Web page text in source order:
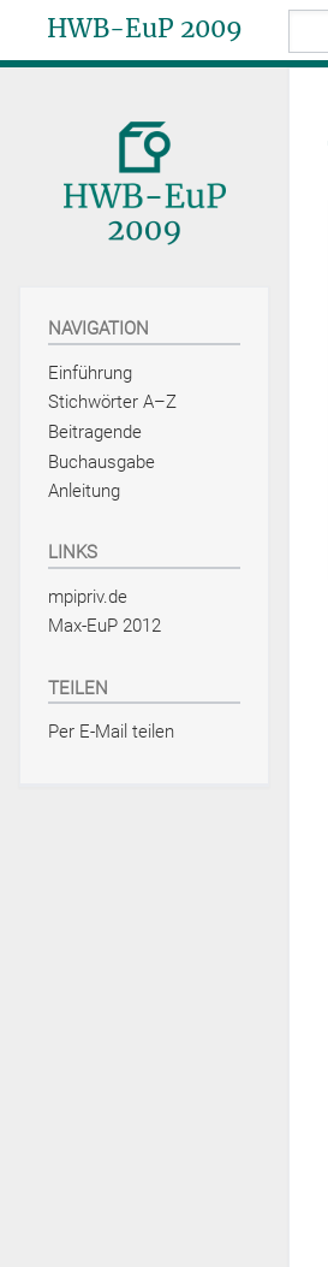
HWB-EuP 2009
NAVIGATION
Einführung
Stichwörter A–Z
Beitragende
Buchausgabe
Anleitung
LINKS
mpipriv.de
Max-EuP 2012
TEILEN
Per E-Mail teilen